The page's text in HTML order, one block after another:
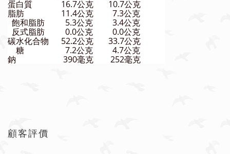
蛋白質
16.7公克
10.7公克
脂肪
11.4公克
7.3公克
飽和脂肪
5.3公克
3.4公克
反式脂肪
0.0公克
0.0公克
碳水化合物
52.2公克
33.7公克
糖
鈉
7.2公克
390毫克
4.7公克
252毫克
顧客評價